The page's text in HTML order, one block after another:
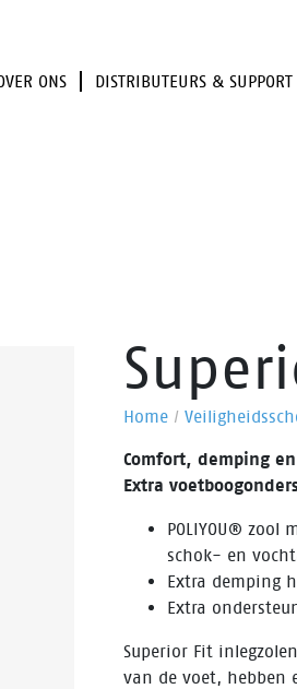
ONS DISTRIBUTEURS & SUPPORT
Home/
Comfort, demping
Extra
POLIYOU® zool
schok- en
Extra demping
Extra
Superior Fit
van de voet, hebben